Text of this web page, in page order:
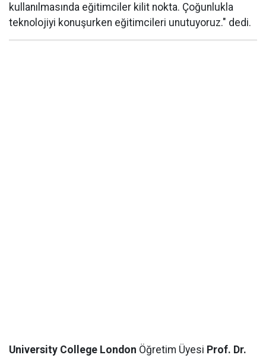
kullanılmasında eğitimciler kilit nokta. Çoğunlukla
teknolojiyi konuşurken eğitimcileri unutuyoruz." dedi.
University College London Öğretim Üyesi Prof. Dr.